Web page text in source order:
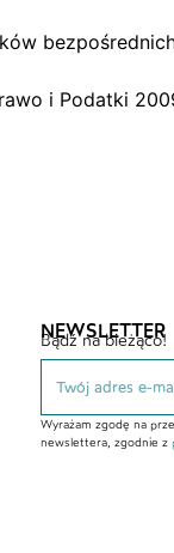
i Podatki
NEWSLETTER
Bądź na bieżąco!
Wyrażam zgodę na
newslettera, zgodnie z